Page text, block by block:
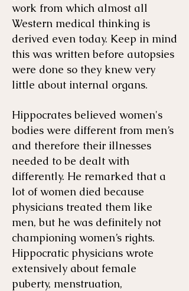
work from which almost all
Western medical thinking is
derived even today. Keep in mind
this was written before autopsies
were done so they knew very
little about internal organs.
Hippocrates believed women's
bodies were different from men’s
and therefore their illnesses
needed to be dealt with
differently. He remarked that a
lot of women died because
physicians treated them like
men, but he was definitely not
championing women’s rights.
Hippocratic physicians wrote
extensively about female
puberty, menstruation,